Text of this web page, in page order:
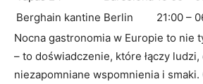
Berghain kantine Berlin
21:00 –
Nocna gastronomia w Europie to nie
– to doświadczenie, które łączy
niezapomniane wspomnienia i smaki.